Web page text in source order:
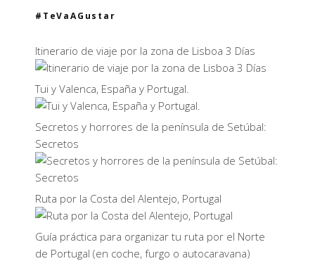
#TeVaAGustar
Itinerario de viaje por la zona de Lisboa 3 Días
Tui y Valenca, España y Portugal.
Secretos y horrores de la península de Setúbal:
Secretos
Ruta por la Costa del Alentejo, Portugal
Guía práctica para organizar tu ruta por el Norte
de Portugal (en coche, furgo o autocaravana)